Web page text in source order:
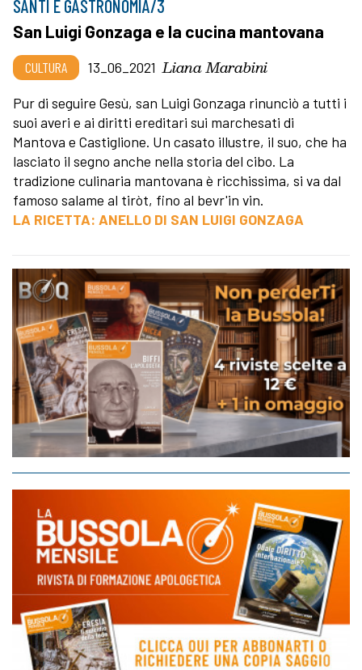
SANTI E GASTRONOMIA/3
San Luigi Gonzaga e la cucina mantovana
CULTURA 13_06_2021 Liana Marabini
Pur di seguire Gesù, san Luigi Gonzaga rinunciò a tutti i
suoi averi e ai diritti ereditari sui marchesati di
Mantova e Castiglione. Un casato illustre, il suo, che ha
lasciato il segno anche nella storia del cibo. La
tradizione culinaria mantovana è ricchissima, si va dal
famoso salame al tiròt, fino al bevr'in vin.
LA RICETTA: ANELLO DI SAN LUIGI GONZAGA